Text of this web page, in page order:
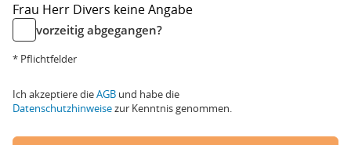
Frau Herr Divers keine Angabe
vorzeitig abgegangen?
* Pflichtfelder
Ich akzeptiere dieAGB und habe die
Datenschutzhinweisezur Kenntnis genommen.